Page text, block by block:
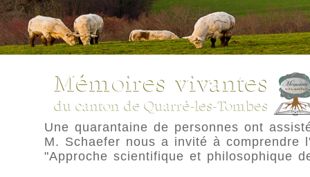
Une quarantaine de personnes ont
M. Schaefer nous a invité à
"Approche scientifique et philosophique